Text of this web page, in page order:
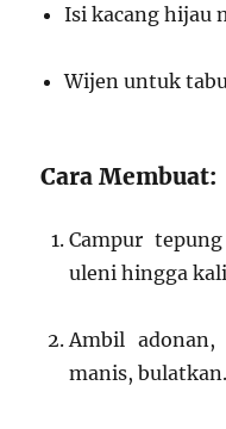
Isi kacang hijau
Wijen untuk
Cara Membuat:
Campur
uleni hingga
Ambil
manis, bulatkan.